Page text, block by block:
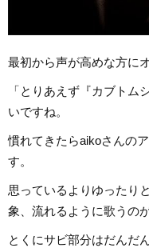
最初から声が高めな方に
「とりあえず『カブトム
いですね。
慣れてきたらaikoさんの
す。
思っているよりゆったり
象、流れるように歌うの
とくにサビ部分はだんだ